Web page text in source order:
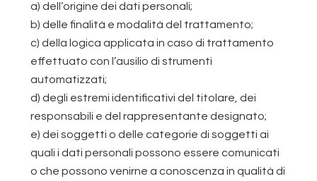
a) dell’origine dei dati personali;
b) delle finalità e modalità del trattamento;
c) della logica applicata in caso di trattamento
effettuato con l’ausilio di strumenti
automatizzati;
d) degli estremi identificativi del titolare, dei
responsabili e del rappresentante designato;
e) dei soggetti o delle categorie di soggetti ai
quali i dati personali possono essere comunicati
o che possono venirne a conoscenza in qualità di